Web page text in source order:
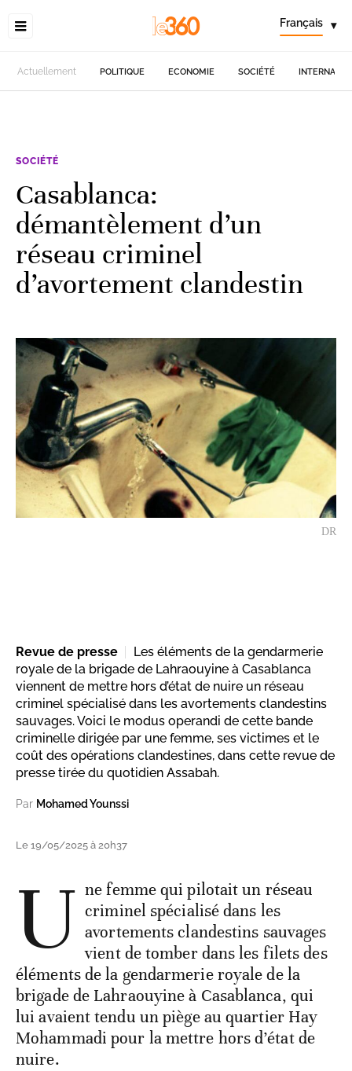
Français ▾
Actuellement POLITIQUE ECONOMIE SOCIÉTÉ
SOCIÉTÉ
Casablanca:
démantèlement d’un
réseau criminel
d’avortement clandestin
DR
Revue de presse
Les éléments de la gendarmerie
royale de la brigade de Lahraouyine à Casablanca
viennent de mettre hors d’état de nuire un réseau
criminel spécialisé dans les avortements clandestins
sauvages. Voici le modus operandi de cette bande
criminelle dirigée par une femme, ses victimes et le
coût des opérations clandestines, dans cette revue de
presse tirée du quotidien Assabah.
Par Mohamed Younssi
Le 19/05/2025 à 20h37
U ne femme qui pilotait un réseau
criminel spécialisé dans les
avortements clandestins sauvages
vient de tomber dans les filets des
éléments de la gendarmerie royale de la
brigade de Lahraouyine à Casablanca, qui
lui avaient tendu un piège au quartier Hay
Mohammadi pour la mettre hors d’état de
nuire.